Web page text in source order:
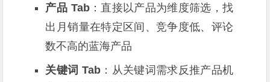
产品 Tab：直接以产品为维度筛选，找
出月销量在特定区间、竞争度低、评论
数不高的蓝海产品
关键词 Tab：从关键词需求反推产品机